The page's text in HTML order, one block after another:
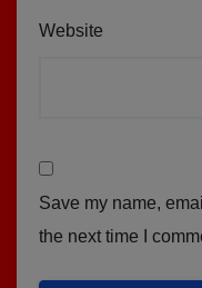
Website
Save my name,
the next time I